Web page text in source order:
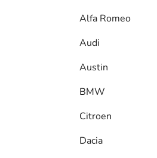
Alfa Romeo
Audi
Austin
BMW
Citroen
Dacia